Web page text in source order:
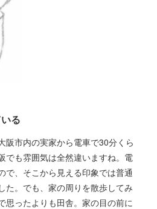
る
阪市内の実家から電車で30分くら
でも雰囲気は全然違いますね。電
で、そこから見える印象では普通
た。でも、家の周りを散歩してみ
思ったよりも田舎。家の目の前に